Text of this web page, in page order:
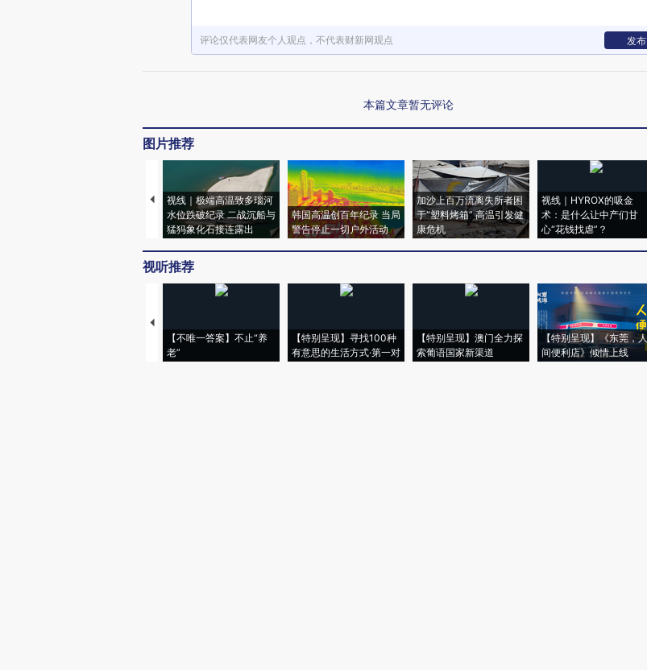
评论仅代表网友个人观点，不代表财新网观点 发布
本篇文章暂无评论
图片推荐
视线｜极端高温致多瑙河
水位跌破纪录 二战沉船与
猛犸象化石接连露出
韩国高温创百年纪录 当局
警告停止一切户外活动
加沙上百万流离失所者困
于“塑料烤箱” 高温引发健
康危机
视线｜HYROX的吸金
术：是什么让中产们甘
心“花钱找虐”？
视听推荐
【不唯一答案】不止“养
老”
【特别呈现】寻找100种
有意思的生活方式·第一对
【特别呈现】澳门全力探
索葡语国家新渠道
【特别呈现】《东莞，人
间便利店》倾情上线